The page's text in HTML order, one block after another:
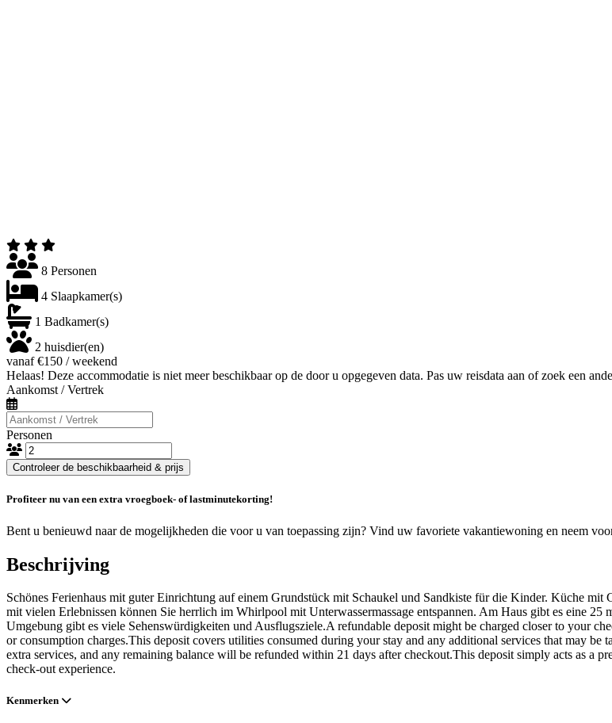
8 Personen
4 Slaapkamer(s)
1 Badkamer(s)
2 huisdier(en)
vanaf €150 / weekend
Helaas! Deze accommodatie is niet meer beschikbaar op de door u opgegeven data. Pas uw reisdata aan of zoek een
Aankomst / Vertrek
Personen
Controleer de beschikbaarheid & prijs
Profiteer nu van een extra vroegboek- of lastminutekorting!
Bent u benieuwd naar de mogelijkheden die voor u van toepassing zijn? Vind uw favoriete vakantiewoning en neem
Beschrijving
Schönes Ferienhaus mit guter Einrichtung auf einem Grundstück mit Schaukel und Sandkiste für die Kinder. Küche
mit vielen Erlebnissen können Sie herrlich im Whirlpool mit Unterwassermassage entspannen. Am Haus gibt es eine 25
Umgebung gibt es viele Sehenswürdigkeiten und Ausflugsziele.A refundable deposit might be charged closer to your
or consumption charges.This deposit covers utilities consumed during your stay and any additional services that may
extra services, and any remaining balance will be refunded within 21 days after checkout.This deposit simply acts as a
check-out experience.
Kenmerken